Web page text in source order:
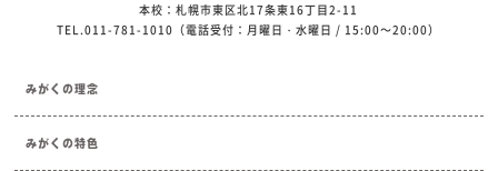
本校：札幌市東区北17条東16丁目2-11
TEL.011-781-1010（電話受付：月曜日・水曜日 / 15:00～20:00）
みがくの理念
みがくの特色